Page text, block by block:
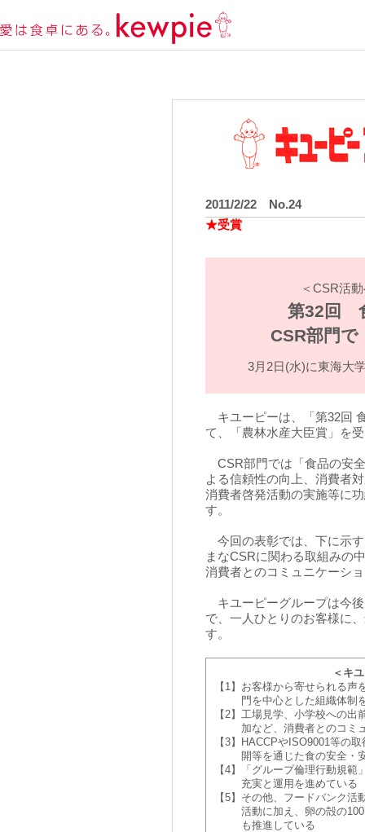
2011/2/22 No.24
★受賞
＜CSR活
第32回
CSR部門で
3月2日(水)に東海大
キユーピーは、「第32回
て、「農林水産大臣賞」を
CSR部門では「食品の安
よる信頼性の向上、消費者
消費者啓発活動の実施等に
す。
今回の表彰では、下に示
まなCSRに関わる取組みの
消費者とのコミュニケーシ
キユーピーグループは今
で、一人ひとりのお客様に
す。
＜キ
【1】 お客様から寄せられる声
門を中心とした組織体制
【2】 工場見学、小学校への出
加など、消費者とのコミ
【3】
HACCPやISO9001等の
開等を通じた食の安全・
【4】
「グループ倫理行動規
充実と運用を進めている
【5】 その他、フードバンク活
活動に加え、卵の殻の
も推進している